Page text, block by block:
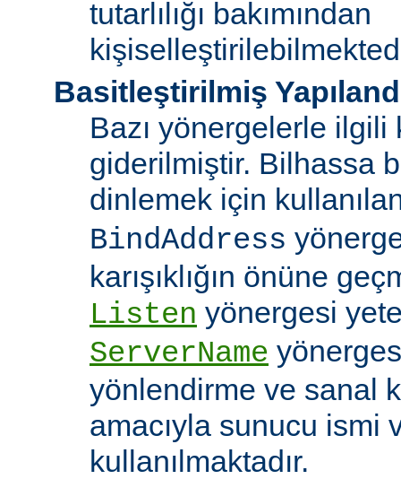
tutarlılığı bakımından
Basitleştirilmiş
Bazı yönergelerle ilgili
giderilmiştir. Bilhassa
dinlemek için
BindAddress
karışıklığın önüne
Listen yönergesi
ServerName
yönlendirme ve sanal
amacıyla sunucu ismi
kullanılmaktadır.